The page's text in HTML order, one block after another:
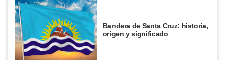
Bandera de Santa Cruz: historia,
origen y significado